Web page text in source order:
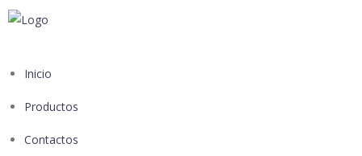
Inicio
Productos
Contactos